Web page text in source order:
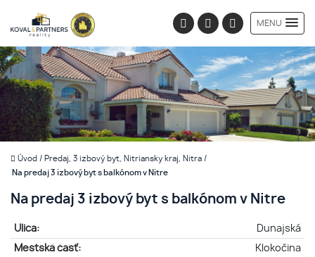
MENU
Úvod / Predaj, 3 izbový byt, Nitriansky kraj, Nitra /
Na predaj 3 izbový byt s balkónom v Nitre
Na predaj 3 izbový byt s balkónom v Nitre
Ulica:
Dunajská
Mestská časť:
Klokočina